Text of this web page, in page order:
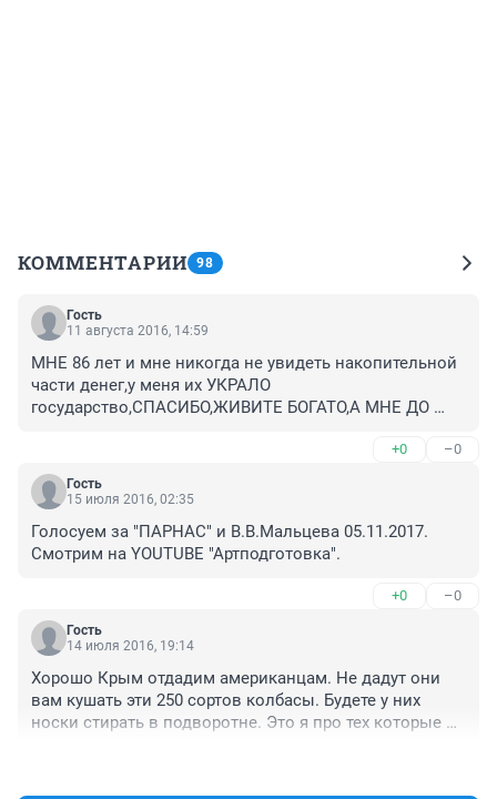
КОММЕНТАРИИ 98
Гость
11 августа 2016, 14:59
МНЕ 86 лет и мне никогда не увидеть накопительной
части денег,у меня их УКРАЛО
государство,СПАСИБО,ЖИВИТЕ БОГАТО,А МНЕ ДО
+0 –0
Гость
15 июля 2016, 02:35
Голосуем за "ПАРНАС" и В.В.Мальцева 05.11.2017.
Смотрим на YOUTUBE "Артподготовка".
+0 –0
Гость
14 июля 2016, 19:14
Хорошо Крым отдадим американцам. Не дадут они
вам кушать эти 250 сортов колбасы. Будете у них
носки стирать в подворотне. Это я про тех которые